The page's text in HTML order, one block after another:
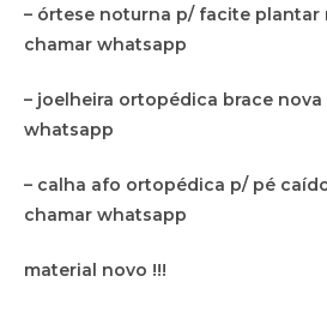
– órtese noturna p/ facite plantar
chamar whatsapp
– joelheira ortopédica brace nova
whatsapp
– calha afo ortopédica p/ pé
chamar whatsapp
material novo !!!